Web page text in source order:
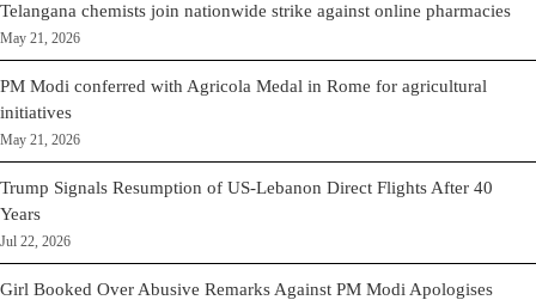
Telangana chemists join nationwide strike against online pharmacies
May 21, 2026
PM Modi conferred with Agricola Medal in Rome for agricultural
initiatives
May 21, 2026
Trump Signals Resumption of US-Lebanon Direct Flights After 40
Years
Jul 22, 2026
Girl Booked Over Abusive Remarks Against PM Modi Apologises